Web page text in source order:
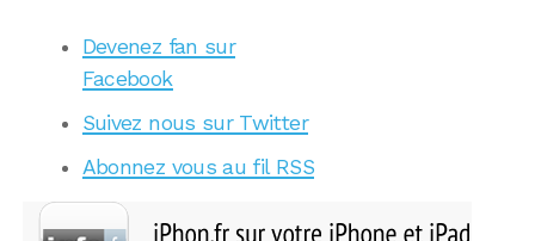
Devenez fan sur
Facebook
Suivez nous sur Twitter
Abonnez vous au fil RSS